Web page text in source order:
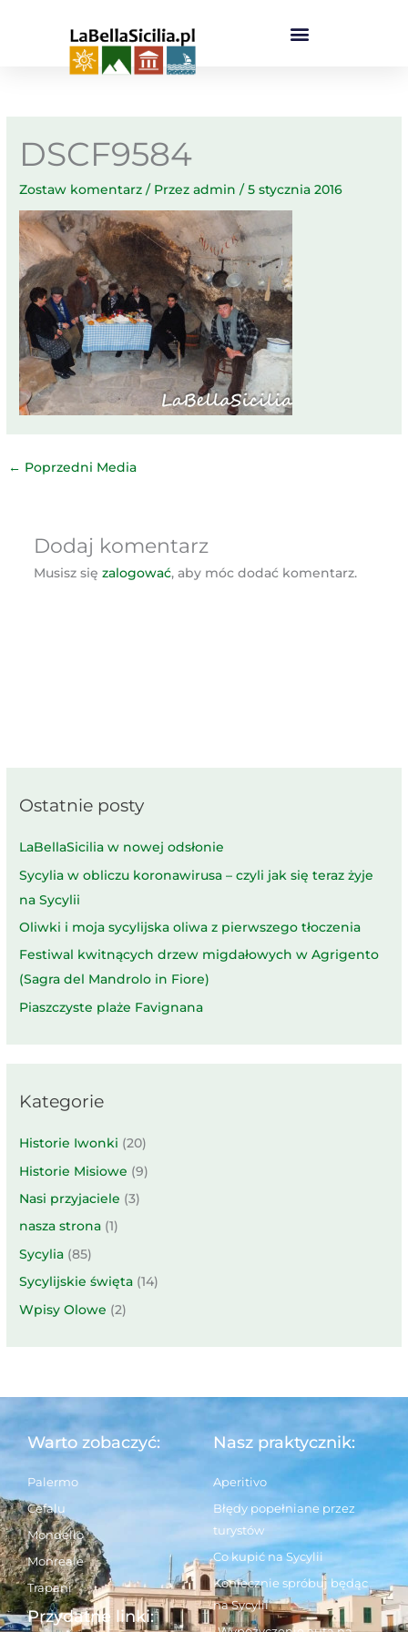
DSCF9584
Zostaw komentarz / Przezadmin/5 stycznia 2016
← Poprzedni Media
Dodaj komentarz
Musisz się zalogować, aby móc dodać komentarz.
Ostatnie posty
LaBellaSicilia w nowej odsłonie
Sycylia w obliczu koronawirusa – czyli jak się teraz żyje
na Sycylii
Oliwki i moja sycylijska oliwa z pierwszego tłoczenia
Festiwal kwitnących drzew migdałowych w Agrigento
(Sagra del Mandrolo in Fiore)
Piaszczyste plaże Favignana
Kategorie
Historie Iwonki (20)
Historie Misiowe (9)
Nasi przyjaciele (3)
nasza strona (1)
Sycylia (85)
Sycylijskie święta (14)
Wpisy Olowe (2)
Warto zobaczyć:
Palermo
Cefalu
Mondello
Monreale
Trapani
Nasz praktycznik:
Aperitivo
Błędy popełniane przez
turystów
Co kupić na Sycylii
Koniecznie spróbuj będąc
na Sycylii
Przydatne linki: